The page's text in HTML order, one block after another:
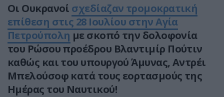
Οι Ουκρανοί σχεδίαζαν τρομοκρατική
επίθεση στις 28 Ιουλίου στην Αγία
Πετρούπολη με σκοπό την δολοφονία
του Ρώσου προέδρου Βλαντιμίρ Πούτιν
καθώς και του υπουργού Άμυνας, Αντρέι
Μπελούσοφ κατά τους εορτασμούς της
Ημέρας του Ναυτικού!